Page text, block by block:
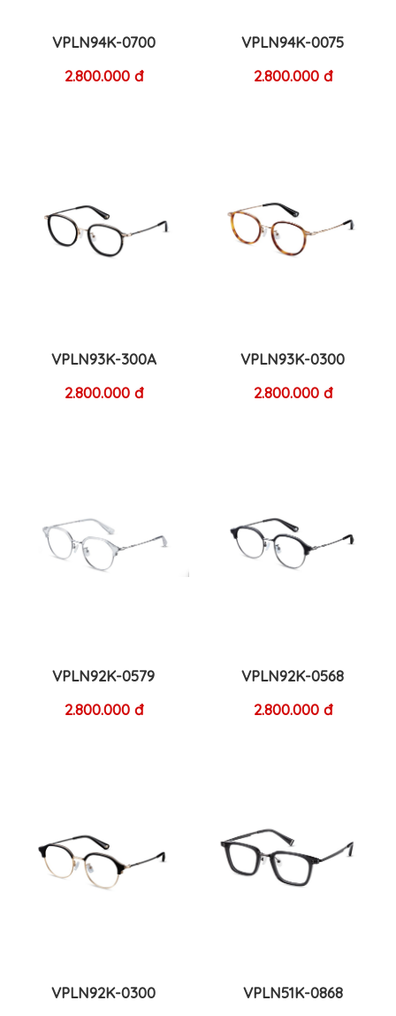
VPLN94K-0700
2.800.000 đ
VPLN94K-0075
2.800.000 đ
VPLN93K-300A
2.800.000 đ
VPLN93K-0300
2.800.000 đ
VPLN92K-0579
2.800.000 đ
VPLN92K-0568
2.800.000 đ
VPLN92K-0300
VPLN51K-0868